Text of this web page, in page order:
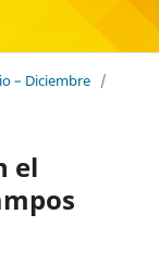
– Diciembre /
el